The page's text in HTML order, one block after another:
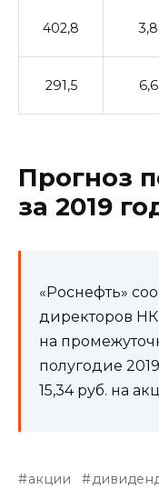
402,8
291,5
Прогноз
за 2019
«Роснефть»
директоров
на
полугодие
15,34 руб. на
акции